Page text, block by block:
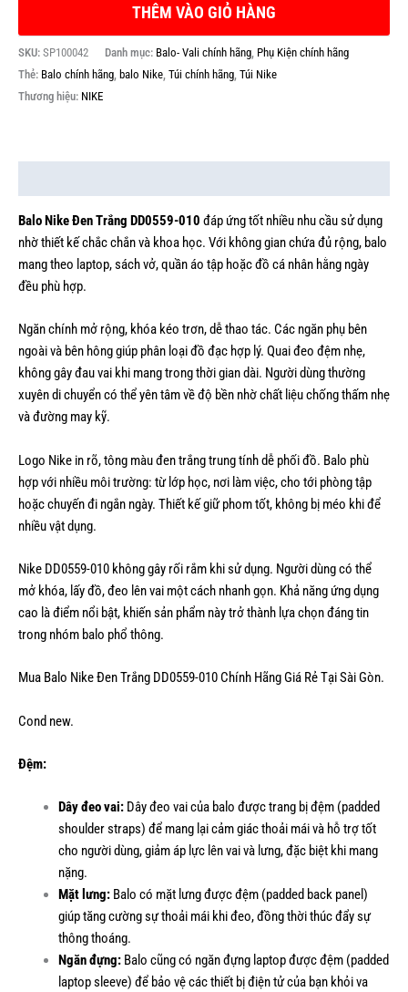
THÊM VÀO GIỎ HÀNG
SKU: SP100042 Danh mục: Balo- Vali chính hãng, Phụ Kiện chính hãng
Thẻ: Balo chính hãng, balo Nike, Túi chính hãng, Túi Nike
Thương hiệu: NIKE
Balo Nike Đen Trắng DD0559-010 đáp ứng tốt nhiều nhu cầu sử dụng
nhờ thiết kế chắc chắn và khoa học. Với không gian chứa đủ rộng, balo
mang theo laptop, sách vở, quần áo tập hoặc đồ cá nhân hằng ngày
đều phù hợp.
Ngăn chính mở rộng, khóa kéo trơn, dễ thao tác. Các ngăn phụ bên
ngoài và bên hông giúp phân loại đồ đạc hợp lý. Quai đeo đệm nhẹ,
không gây đau vai khi mang trong thời gian dài. Người dùng thường
xuyên di chuyển có thể yên tâm về độ bền nhờ chất liệu chống thấm nhẹ
và đường may kỹ.
Logo Nike in rõ, tông màu đen trắng trung tính dễ phối đồ. Balo phù
hợp với nhiều môi trường: từ lớp học, nơi làm việc, cho tới phòng tập
hoặc chuyến đi ngắn ngày. Thiết kế giữ phom tốt, không bị méo khi để
nhiều vật dụng.
Nike DD0559-010 không gây rối rắm khi sử dụng. Người dùng có thể
mở khóa, lấy đồ, đeo lên vai một cách nhanh gọn. Khả năng ứng dụng
cao là điểm nổi bật, khiến sản phẩm này trở thành lựa chọn đáng tin
trong nhóm balo phổ thông.
Mua Balo Nike Đen Trắng DD0559-010 Chính Hãng Giá Rẻ Tại Sài Gòn.
Cond new.
Đệm:
Dây đeo vai:Dây đeo vai của balo được trang bị đệm (padded
shoulder straps) để mang lại cảm giác thoải mái và hỗ trợ tốt
cho người dùng, giảm áp lực lên vai và lưng, đặc biệt khi mang
nặng.
Mặt lưng:Balo có mặt lưng được đệm (padded back panel)
giúp tăng cường sự thoải mái khi đeo, đồng thời thúc đẩy sự
thông thoáng.
Ngăn đựng:Balo cũng có ngăn đựng laptop được đệm (padded
laptop sleeve) để bảo vệ các thiết bị điện tử của bạn khỏi va